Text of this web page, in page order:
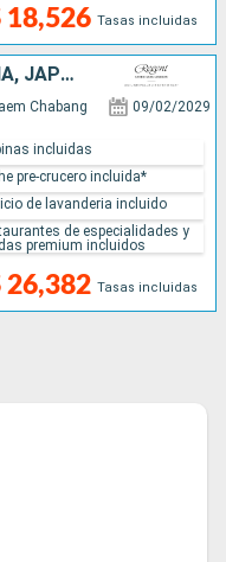
18,526 Tasas incluidas
COREA DEL SUR, VIETNAM, CHINA, JAPÓN, TAILANDIA, TAIWÁN
Chabang 09/02/2029
26,382 Tasas incluidas
incluidas
pre-crucero incluida*
de lavanderia incluido
de especialidades y
premium incluidos